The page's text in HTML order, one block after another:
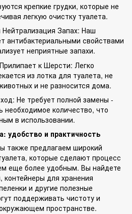
крепкие грудки, которые не
легкую очистку туалета.
Нейтрализация Запах: Наш
антибактериальными свойствами
неприятные запахи.
к Шерсти: Легко
из лотка для туалета, не
и не разносится дома.
Не требует полной замены -
необходимое количество, что
в использовании.
удобство и практичность
также предлагаем широкий
которые сделают процесс
еще более удобным. Вы найдете
для хранения
и другие полезные
поддерживать чистоту и
пространстве.